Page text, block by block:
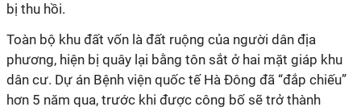
bị thu hồi.
Toàn bộ khu đất vốn là đất ruộng của người dân địa
phương, hiện bị quây lại bằng tôn sắt ở hai mặt giáp khu
dân cư. Dự án Bệnh viện quốc tế Hà Đông đã “đắp chiếu”
hơn 5 năm qua, trước khi được công bố sẽ trở thành